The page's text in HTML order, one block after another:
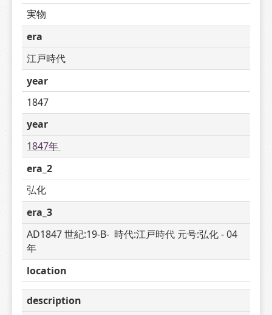
実物
era
江戸時代
year
1847
year
1847年
era_2
弘化
era_3
AD1847 世紀:19-B-  時代:江戸時代 元号:弘化 - 04
年
location
description